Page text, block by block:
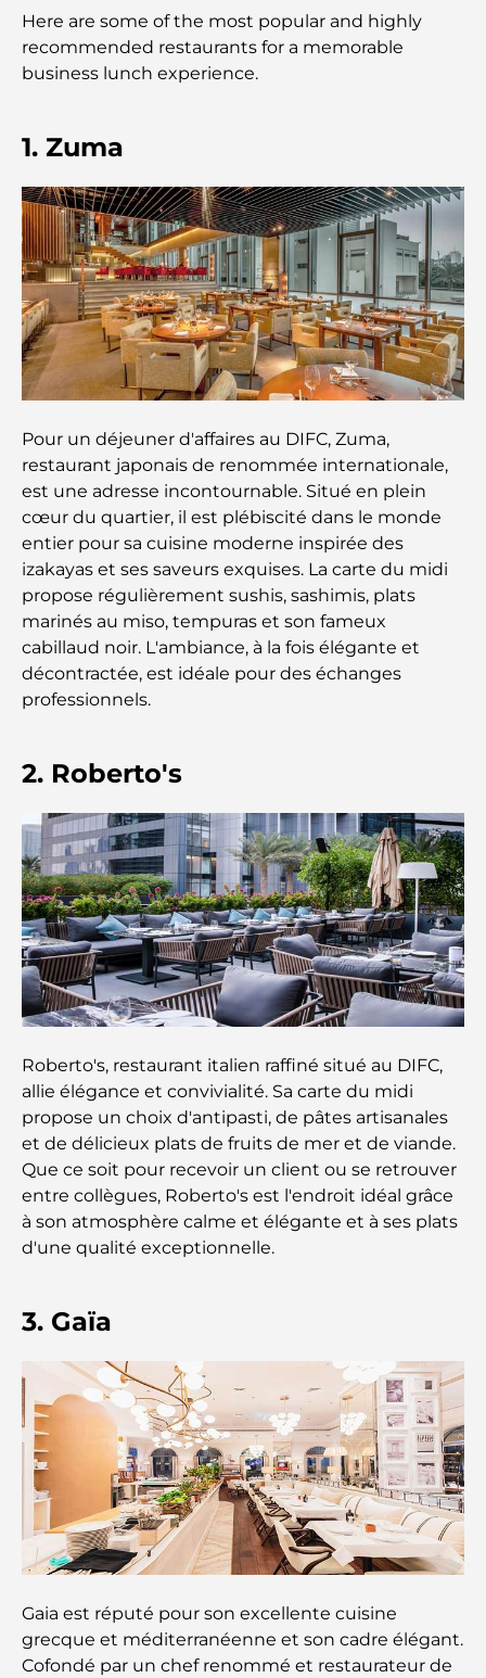
Que faire dans le centre-ville de Dubaï : votre
guide ultime
mémorable
Cafés à Business Bay : l’alliance parfaite du café et
de la convivialité
Restaurants étoilés Michelin à Dubaï : un circuit
gastronomique inoubliable
Découverte des restaurants de Jumeirah Golf
Estates : un guide culinaire
Dubai Horse Racing: Where Tradition Meets
Global Competition
Cafés à Palm Jumeirah : Guide des meilleurs cafés
et lieux de vie de l’île
Les meilleurs petits-déjeuners de Dubaï : Ma
sélection pour 2026
Comment obtenir un prêt immobilier à Dubaï : le
guide ultime
norme pour la vie intégrée à Dubaï
Maisons conformes au Vastu : Guide pratique pour
créer équilibre et harmonie
Les meilleures entreprises d'aménagement
paysager à Dubaï : Transformer vos espaces
extérieurs
Les meilleures entreprises de déménagement à
Dubaï : un guide complet
Palm Jebel Ali contre Palm Jumeirah : une
comparaison claire pour les acheteurs immobiliers
avisés
Découvrez Moon Island Dubai : votre guide ultime
À la découverte des sites historiques de Dubaï : un
voyage à travers le temps
Les 7 meilleurs restaurants de Dubai Creek
Harbour où dîner
Les meilleures écoles de Dubai Marina : un guide
adapté aux familles
Restaurants à Dubai Hills : Les meilleures adresses
gourmandes d’un quartier en pleine expansion
Les meilleurs parcours de golf de championnat à
Dubaï
Résidences en bord de mer à Dubaï : le luxe au
bord de la mer
Here are some of the most popular and highly
recommended restaurants for a memorable
business lunch experience.
1. Zuma
Pour un déjeuner d'affaires au DIFC, Zuma,
restaurant japonais de renommée internationale,
est une adresse incontournable. Situé en plein
cœur du quartier, il est plébiscité dans le monde
entier pour sa cuisine moderne inspirée des
izakayas et ses saveurs exquises. La carte du midi
propose régulièrement sushis, sashimis, plats
marinés au miso, tempuras et son fameux
cabillaud noir. L'ambiance, à la fois élégante et
décontractée, est idéale pour des échanges
professionnels.
2. Roberto's
Roberto's, restaurant italien raffiné situé au DIFC,
allie élégance et convivialité. Sa carte du midi
propose un choix d'antipasti, de pâtes artisanales
et de délicieux plats de fruits de mer et de viande.
Que ce soit pour recevoir un client ou se retrouver
entre collègues, Roberto's est l'endroit idéal grâce
à son atmosphère calme et élégante et à ses plats
d'une qualité exceptionnelle.
3. Gaïa
Gaia est réputé pour son excellente cuisine
grecque et méditerranéenne et son cadre élégant.
Cofondé par un chef renommé et restaurateur de